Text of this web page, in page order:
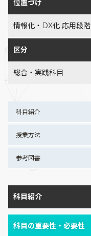
位置づけ
情報化・DX化 応用段階
区分
総合・実践科目
科目紹介
授業方法
参考図書
科目紹介
科目の重要性・必要性